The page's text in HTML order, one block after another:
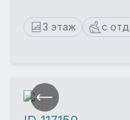
3 этаж с